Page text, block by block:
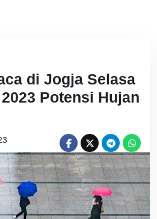
di Jogja Selasa
Potensi Hujan